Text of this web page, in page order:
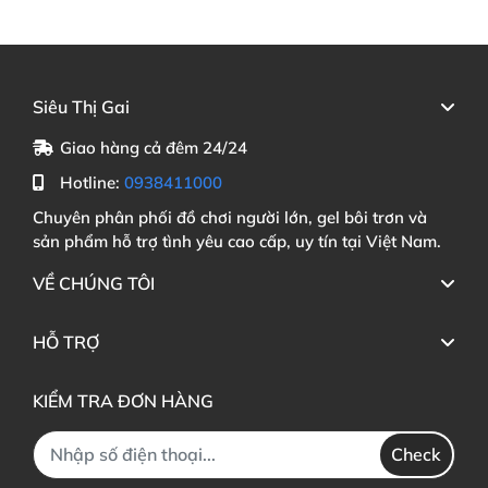
Siêu Thị Gai
Giao hàng cả đêm 24/24
Hotline: 0938411000
Chuyên phân phối đồ chơi người lớn, gel bôi trơn và
sản phẩm hỗ trợ tình yêu cao cấp, uy tín tại Việt Nam.
VỀ CHÚNG TÔI
HỖ TRỢ
KIỂM TRA ĐƠN HÀNG
Check